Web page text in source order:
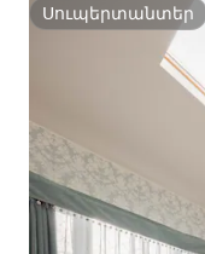
Սուպերտանտեր
Սուպերտանտեր